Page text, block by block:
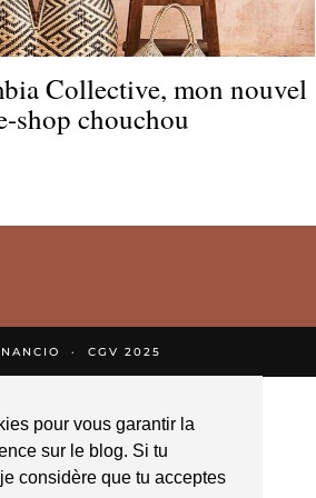
pour vous garantir la
sur le blog. Si tu
considère que tu acceptes
Collective, mon nouvel
shop chouchou
CGV 2025